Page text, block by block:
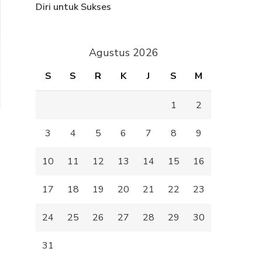
Diri untuk Sukses
Agustus 2026
S S R K J S M
1 2
3 4 5 6 7 8 9
10 11 12 13 14 15 16
17 18 19 20 21 22 23
24 25 26 27 28 29 30
31